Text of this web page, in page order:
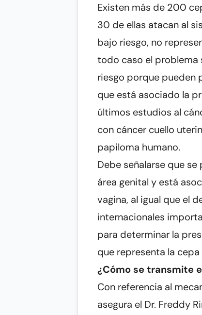
Existen más de 200
30 de ellas atacan al
bajo riesgo, no
todo caso el problema
riesgo porque pueden
que está asociado la
últimos estudios al
con cáncer cuello
papiloma humano.
Debe señalarse que
área genital y está
vagina, al igual que el
internacionales
para determinar la
que representa la
¿Cómo se transmite
Con referencia al
asegura el Dr. Freddy